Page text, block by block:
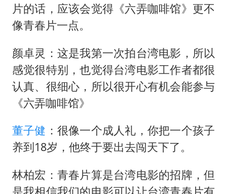
片的话，应该会觉得《六弄咖啡馆》更不
像青春片一点。
颜卓灵：这是我第一次拍台湾电影，所以
感觉很特别，也觉得台湾电影工作者都很
认真、很细心，所以很开心有机会能参与
《六弄咖啡馆》
董子健 ：很像一个成人礼，你把一个孩子
养到18岁，他终于要出去闯天下了。
林柏宏：青春片算是台湾电影的招牌，但